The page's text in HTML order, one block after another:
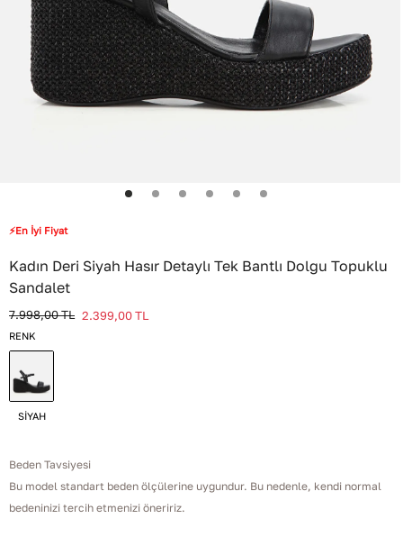
⚡En İyi Fiyat
Kadın Deri Siyah Hasır Detaylı Tek Bantlı Dolgu Topuklu
Sandalet
7.998,00TL 2.399,00TL
RENK
SİYAH
Beden Tavsiyesi
Bu model standart beden ölçülerine uygundur. Bu nedenle, kendi normal
bedeninizi tercih etmenizi öneririz.